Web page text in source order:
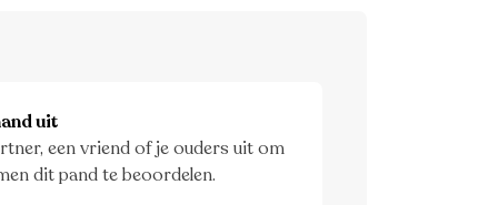
uit
een vriend of je ouders uit om
dit pand te beoordelen.